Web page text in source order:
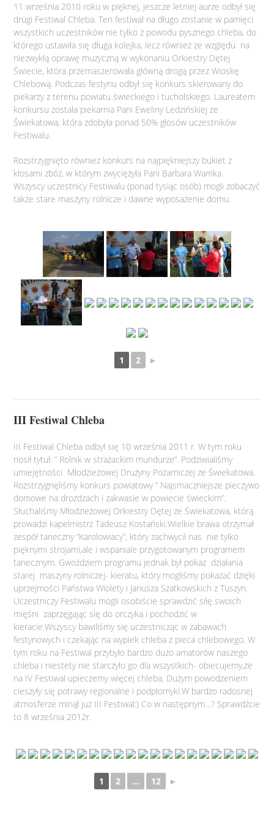
11 września 2010 roku w pięknej, jeszcze letniej aurze odbył się
drugi Festiwal Chleba. Ten festiwal na długo zostanie w pamięci
wszystkich uczestników nie tylko z powodu pysznego chleba, do
którego ustawiła się długa kolejka, lecz również ze względu na
niezwykłą oprawę muzyczną w wykonaniu Orkiestry Dętej
Świecie, która przemaszerowała główną drogą przez Wioskę
Chlebową. Podczas festynu odbył się konkurs skierowany do
piekarzy z terenu powiatu świeckiego i tucholskiego. Laureatem
konkursu została piekarnia Pani Eweliny Ledzińskiej ze
Świekatowa, która zdobyła ponad 50% głosów uczestników
Festiwalu.
Rozstrzygnięto również konkurs na najpiękniejszy bukiet z
kłosami zbóż, w którym zwyciężyła Pani Barbara Wamka.
Wszyscy uczestnicy Festiwalu (ponad tysiąc osób) mogli zobaczyć
także stare maszyny rolnicze i dawne wyposażenie domu.
1 2 ►
III Festiwal Chleba
III Festiwal Chleba odbył się 10 września 2011 r. W tym roku
nosił tytuł: ” Rolnik w strażackim mundurze”. Podziwialiśmy
umiejętności Młodzieżowej Drużyny Pożarniczej ze Świekatowa.
Rozstrzygnęliśmy konkurs powiatowy ” Najsmaczniejsze pieczywo
domowe na drożdżach i zakwasie w powiecie świeckim”.
Słuchaliśmy Młodzieżowej Orkiestry Dętej ze Świekatowa, którą
prowadzi kapelmistrz Tadeusz Kostański.Wielkie brawa otrzymał
zespół taneczny ”Karolowiacy”, który zachwycił nas nie tylko
pięknymi strojami,ale i wspaniale przygotowanym programem
tanecznym. Gwoździem programu jednak był pokaz działania
starej maszyny rolniczej- kieratu, który mogliśmy pokazać dzięki
uprzejmości Państwa Wiolety i Janusza Szatkowskich z Tuszyn.
Uczestniczy Festiwalu mogli osobiście sprawdzić siłę swoich
mięśni zaprzęgając się do orczyka i pochodzić w
kieracie.Wszyscy bawiliśmy się uczestnicząc w zabawach
festynowych i czekając na wypiek chleba z pieca chlebowego. W
tym roku na Festiwal przybyło bardzo dużo amatorów naszego
chleba i niestety nie starczyło go dla wszystkich- obiecujemy,że
na IV Festiwal upieczemy więcej chleba. Dużym powodzeniem
cieszyły się potrawy regionalne i podpłomyki.W bardzo radosnej
atmosferze minął już III Festiwal:) Co w następnym…? Sprawdźcie
to 8 września 2012r.
1 2 ... 12 ►